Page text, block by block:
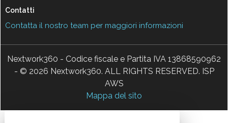
Contatti
Contatta il nostro team per maggiori informazioni
Nextwork360 - Codice fiscale e Partita IVA 13868590962
- © 2026 Nextwork360. ALL RIGHTS RESERVED. ISP
AWS
Mappa del sito